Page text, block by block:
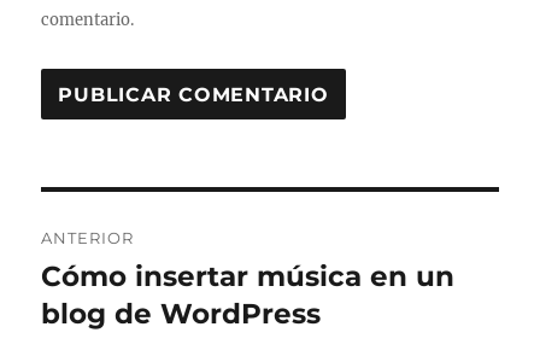
comentario.
de
entradas
ANTERIOR
Entrada
anterior:
Cómo insertar música en un
blog de WordPress